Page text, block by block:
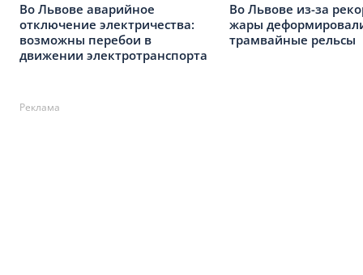
Во Львове аварийное
отключение электричества:
возможны перебои в
движении электротранспорта
Во Львове из-за
жары
трамвайные рельсы
Реклама